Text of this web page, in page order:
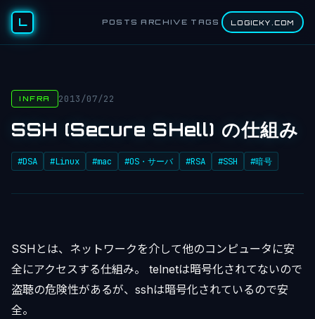
L POSTS ARCHIVE TAGS LOGICKY.COM
INFRA 2013/07/22
SSH (Secure SHell) の仕組み
#DSA #Linux #mac #OS・サーバ #RSA #SSH #暗号
SSHとは、ネットワークを介して他のコンピュータに安
全にアクセスする仕組み。 telnetは暗号化されてないので
盗聴の危険性があるが、sshは暗号化されているので安
全。